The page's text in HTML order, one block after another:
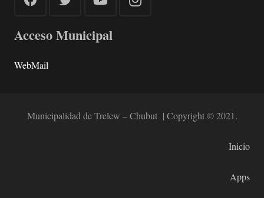
Acceso Municipal
WebMail
Municipalidad de Trelew – Chubut | Copyright © 2021.
Inicio
Apps